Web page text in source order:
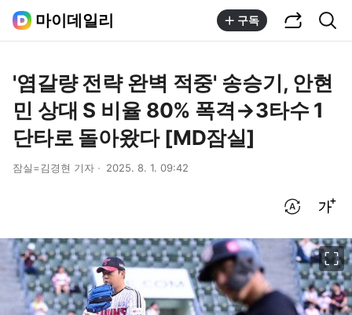
마이데일리 구독
'염갈량 전략 완벽 적중' 송승기, 안현
민 상대 S 비율 80% 폭격→3타수 1
단타로 돌아왔다 [MD잠실]
잠실=김경현 기자 2025. 8. 1. 09:42